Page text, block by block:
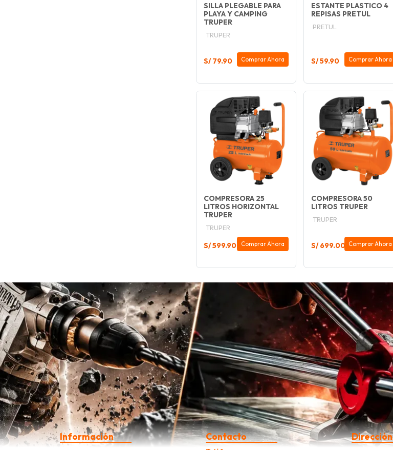
SILLA PLEGABLE PARA
PLAYA Y CAMPING
TRUPER
TRUPER
S/ 79.90 Comprar Ahora
ESTANTE PLASTICO 4
REPISAS PRETUL
PRETUL
S/ 59.90 Comprar Ahora
COMPRESORA 25
LITROS HORIZONTAL
TRUPER
TRUPER
S/ 599.90 Comprar Ahora
COMPRESORA 50
LITROS TRUPER
TRUPER
S/ 699.00 Comprar Ahora
Información Contacto Dirección